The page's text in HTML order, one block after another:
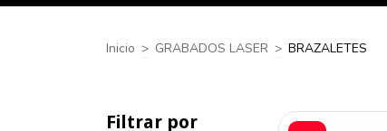
Inicio > GRABADOS LASER > BRAZALETES
Filtrar por